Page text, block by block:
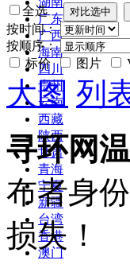
广东
广西
海南
四川
贵州
云南
西藏
陕西
甘肃
青海
宁夏
新疆
台湾
香港
澳门
全选
按时间：
按顺序：
标价
图片
大图 列
寻环网
布者身
损失！